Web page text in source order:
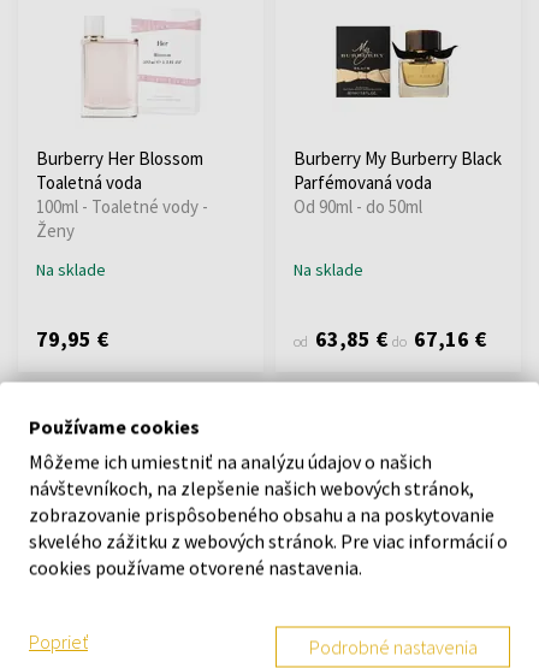
Burberry Her Blossom
Toaletná voda
100ml - Toaletné vody -
Ženy
Na sklade
79,95 €
Burberry My Burberry Black
Parfémovaná voda
Od 90ml - do 50ml
Na sklade
od 63,85 € do 67,16 €
Burberry Her London
Na sklade
Burberry Hero Darčeková
Na sklade
Používame cookies
Môžeme ich umiestniť na analýzu údajov o našich
návštevníkoch, na zlepšenie našich webových stránok,
zobrazovanie prispôsobeného obsahu a na poskytovanie
skvelého zážitku z webových stránok. Pre viac informácií o
cookies používame otvorené nastavenia.
Poprieť Podrobné nastavenia